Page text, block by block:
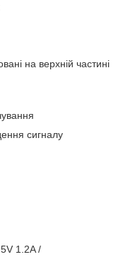
на верхній частині
сигналу
1.2A /